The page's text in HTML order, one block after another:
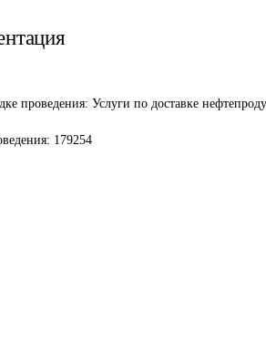
проведения: Услуги по доставке
179254